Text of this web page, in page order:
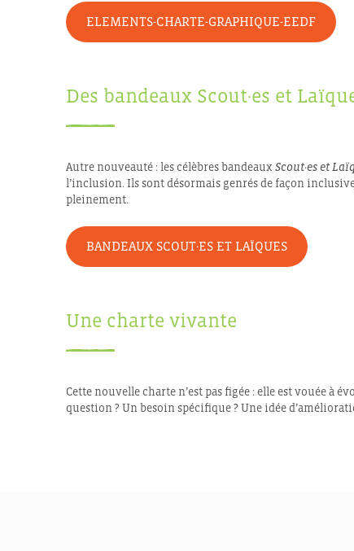
ELEMENTS-CHARTE-GRAPHIQUE-EEDF
Des bandeaux Scout·es et
Autre nouveauté : les célèbres bandeaux Scout·es et
l’inclusion. Ils sont désormais genrés de façon
pleinement.
BANDEAUX SCOUT·ES ET LAÏQUES
Une charte vivante
Cette nouvelle charte n’est pas figée : elle est vouée à
question ? Un besoin spécifique ? Une idée